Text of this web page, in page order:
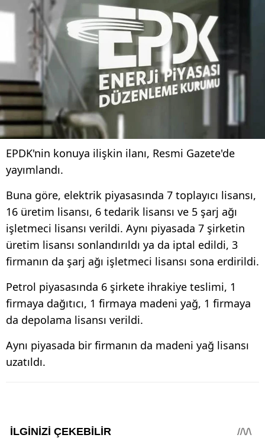
EPDK'nin konuya ilişkin ilanı, Resmi Gazete'de
yayımlandı.
Buna göre, elektrik piyasasında 7 toplayıcı lisansı,
16 üretim lisansı, 6 tedarik lisansı ve 5 şarj ağı
işletmeci lisansı verildi. Aynı piyasada 7 şirketin
üretim lisansı sonlandırıldı ya da iptal edildi, 3
firmanın da şarj ağı işletmeci lisansı sona erdirildi.
Petrol piyasasında 6 şirkete ihrakiye teslimi, 1
firmaya dağıtıcı, 1 firmaya madeni yağ, 1 firmaya
da depolama lisansı verildi.
Aynı piyasada bir firmanın da madeni yağ lisansı
uzatıldı.